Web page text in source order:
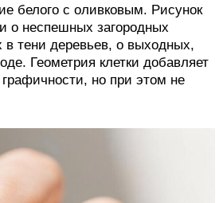
белого с оливковым. Рисунок
о неспешных загородных
в тени деревьев, о выходных,
Геометрия клетки добавляет
но при этом не